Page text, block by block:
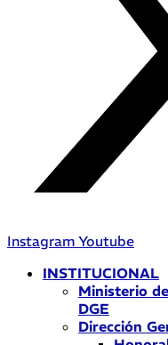
Instagram Youtube
INSTITUCIONAL
Ministerio
DGE
Dirección